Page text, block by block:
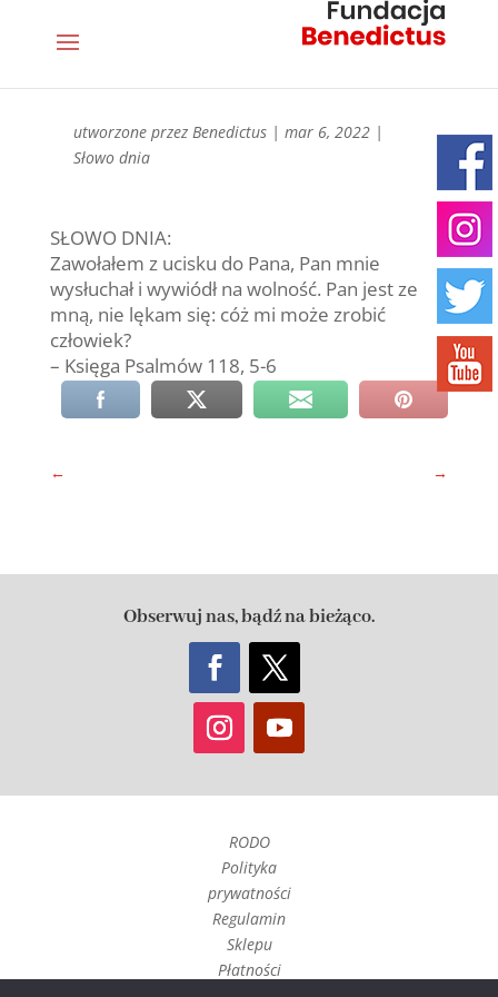
utworzone przez Benedictus| mar 6, 2022|
Słowo dnia
SŁOWO DNIA:
Zawołałem z ucisku do Pana, Pan mnie
wysłuchał i wywiódł na wolność. Pan jest ze
mną, nie lękam się: cóż mi może zrobić
człowiek?
– Księga Psalmów 118, 5-6
← →
Obserwuj nas, bądź na bieżąco.
RODO
Polityka
prywatności
Regulamin
Sklepu
Płatności